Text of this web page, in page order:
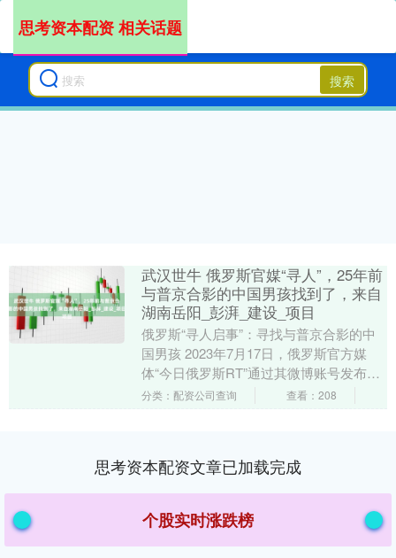
搜索
思考资本配资 相关话题
武汉世牛 俄罗斯官媒“寻人”，25年前
与普京合影的中国男孩找到了，来自
湖南岳阳_彭湃_建设_项目
俄罗斯“寻人启事”：寻找与普京合影的中
国男孩 2023年7月17日，俄罗斯官方媒
体“今日俄罗斯RT”通过其微博账号发布了
一则特别的“寻人启事”。他们想找到一位
分类：配资公司查询 查看：208
思考资本配资文章已加载完成
个股实时涨跌榜